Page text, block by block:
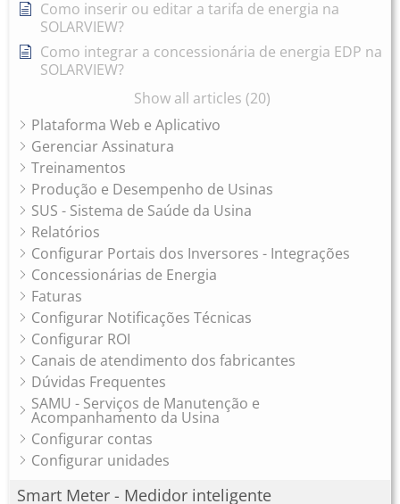
Como inserir ou editar a tarifa de energia na
SOLARVIEW?
Como integrar a concessionária de energia EDP na
SOLARVIEW?
Show all articles (20)
Plataforma Web e Aplicativo
Gerenciar Assinatura
Treinamentos
Produção e Desempenho de Usinas
SUS - Sistema de Saúde da Usina
Relatórios
Configurar Portais dos Inversores - Integrações
Concessionárias de Energia
Faturas
Configurar Notificações Técnicas
Configurar ROI
Canais de atendimento dos fabricantes
Dúvidas Frequentes
SAMU - Serviços de Manutenção e
Acompanhamento da Usina
Configurar contas
Configurar unidades
Smart Meter - Medidor inteligente